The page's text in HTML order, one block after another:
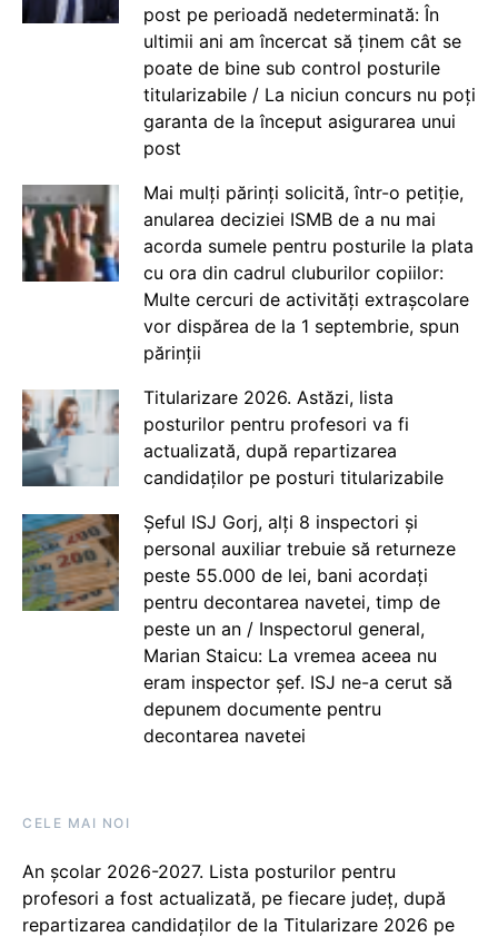
post pe perioadă nedeterminată: În
ultimii ani am încercat să ținem cât se
poate de bine sub control posturile
titularizabile / La niciun concurs nu poți
garanta de la început asigurarea unui
post
Mai mulți părinți solicită, într-o petiție,
anularea deciziei ISMB de a nu mai
acorda sumele pentru posturile la plata
cu ora din cadrul cluburilor copiilor:
Multe cercuri de activități extrașcolare
vor dispărea de la 1 septembrie, spun
părinții
Titularizare 2026. Astăzi, lista
posturilor pentru profesori va fi
actualizată, după repartizarea
candidaților pe posturi titularizabile
Șeful ISJ Gorj, alți 8 inspectori și
personal auxiliar trebuie să returneze
peste 55.000 de lei, bani acordați
pentru decontarea navetei, timp de
peste un an / Inspectorul general,
Marian Staicu: La vremea aceea nu
eram inspector șef. ISJ ne-a cerut să
depunem documente pentru
decontarea navetei
CELE MAI NOI
An școlar 2026-2027. Lista posturilor pentru
profesori a fost actualizată, pe fiecare județ, după
repartizarea candidaților de la Titularizare 2026 pe